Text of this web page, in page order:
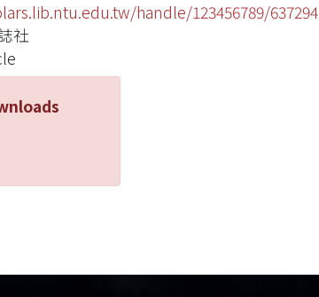
handle/123456789/637294
社